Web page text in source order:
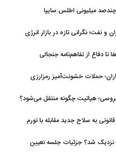
میلیونی اطلس سایپا
و نفت؛ نگرانی تازه در بازار انرژی
دفاع از تفاهم‌نامه جنجالی
حملات خشونت‌آمیز رمزارزی
هپاتیت چگونه منتقل می‌شود؟
به سلاح جدید مقابله با تورم
نزدیک شد؟ جزئیات جلسه تعیین